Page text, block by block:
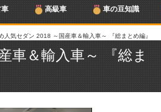
高級車 車の豆知識
人気セダン 2018 ～国産車＆輸入車～ 『総まとめ編』
車＆輸入車～ 『総ま